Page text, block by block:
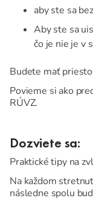
aby ste sa
Aby ste sa
čo je nie je v
Budete mať
Povieme si ako
RÚVZ.
Dozviete sa:
Praktické tipy na
Na každom
následne spolu